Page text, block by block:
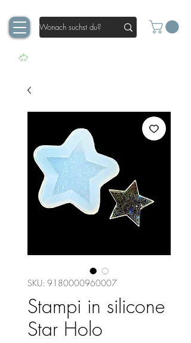
SKU: 9180000960007
Stampi in silicone
Star Holo